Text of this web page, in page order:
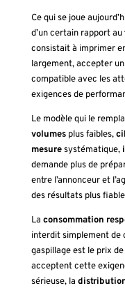
Ce qui se joue
d’un certain rapport au
consistait à imprimer
largement, accepter un
compatible avec les
exigences de
Le modèle qui le
volumesplus faibles,
mesuresystématique,
demande plus de
entre l’annonceur et
des résultats plus
La consommation
interdit simplement de
gaspillage est le prix
acceptent cette
sérieuse, la